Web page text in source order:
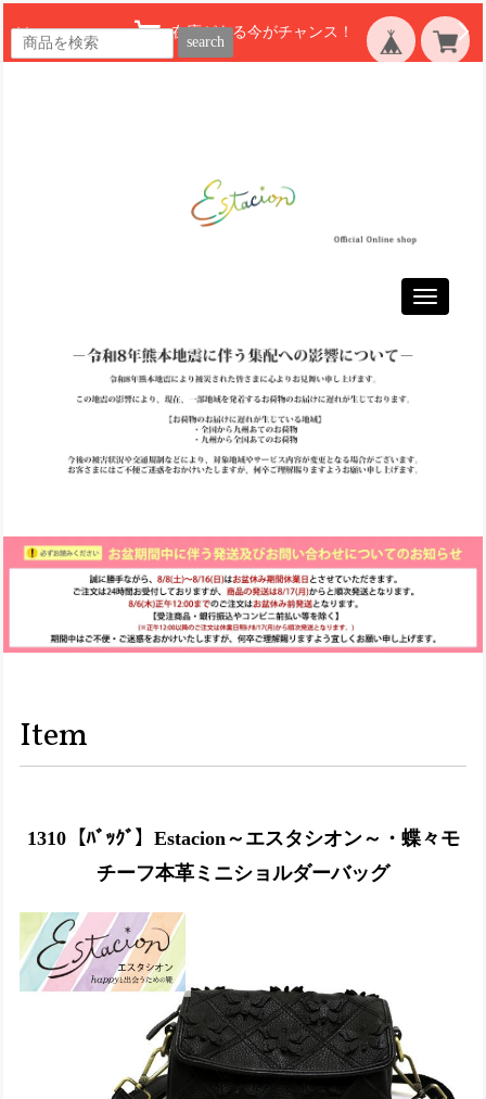
在庫がある今がチャンス！
search
Toggle
Item
1310【ﾊﾞｯｸﾞ】Estacion～エスタシオン～・蝶々モ
チーフ本革ミニショルダーバッグ